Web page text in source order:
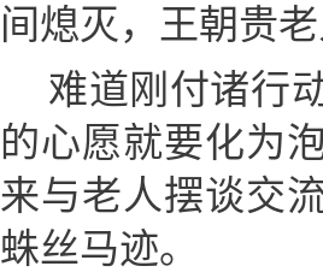
间熄灭，王朝贵
难道刚付诸行
的心愿就要化为
来与老人摆谈交
蛛丝马迹。